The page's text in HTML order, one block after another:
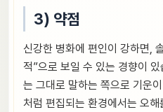
3) 약점
신강한 병화에 편인이 강하면,
적”으로 보일 수 있는 경향이
는 그대로 말하는 쪽으로 기운
처럼 편집되는 환경에서는 오